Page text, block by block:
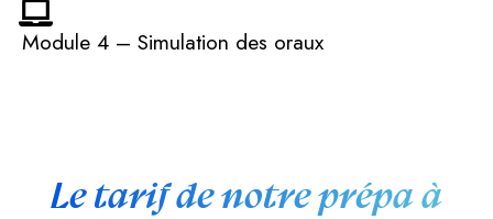
Module 4 – Simulation des oraux
Le tarif de notre prépa à